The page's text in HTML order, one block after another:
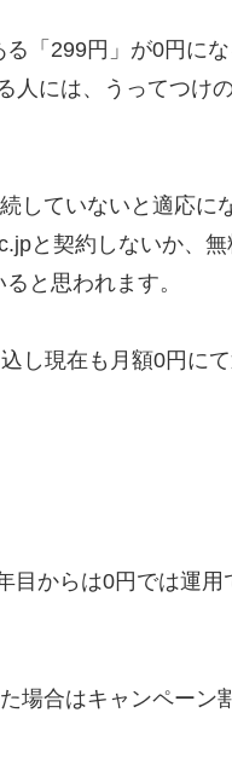
「299円」が0円に
人には、うってつけ
していないと適応に
と契約しないか、無
と思われます。
し現在も月額0円に
目からは0円では運用
場合はキャンペーン